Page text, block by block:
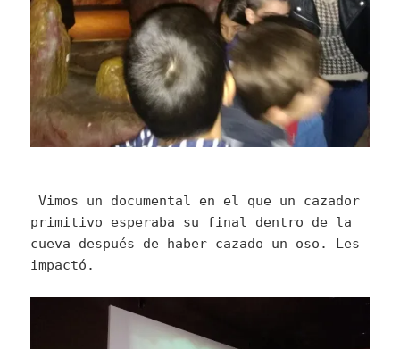
Vimos un documental en el que un cazador
primitivo esperaba su final dentro de la
cueva después de haber cazado un oso. Les
impactó.